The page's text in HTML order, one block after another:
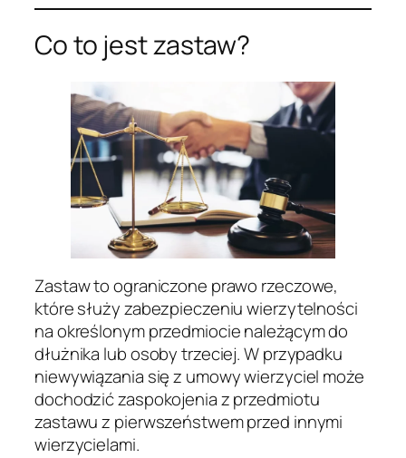
Co to jest zastaw?
Zastaw to ograniczone prawo rzeczowe,
które służy zabezpieczeniu wierzytelności
na określonym przedmiocie należącym do
dłużnika lub osoby trzeciej. W przypadku
niewywiązania się z umowy wierzyciel może
dochodzić zaspokojenia z przedmiotu
zastawu z pierwszeństwem przed innymi
wierzycielami.